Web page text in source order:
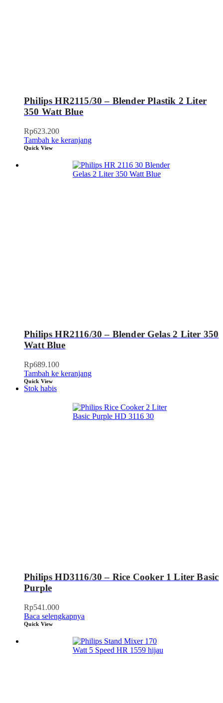
Philips HR2115/30 – Blender Plastik 2 Liter
350 Watt Blue
Rp623.200
Tambah ke keranjang
Quick View
Philips HR2116/30 – Blender Gelas 2 Liter 350
Watt Blue
Rp689.100
Tambah ke keranjang
Quick View
Stok habis
Philips HD3116/30 – Rice Cooker 1 Liter Basic
Purple
Rp541.000
Baca selengkapnya
Quick View